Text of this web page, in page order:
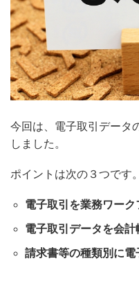
今回は、電子取引データ
しました。
ポイントは次の３つです。
電子取引を業務ワー
電子取引データを会
請求書等の種類別に